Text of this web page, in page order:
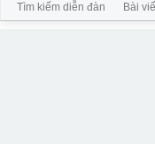
Tìm kiếm diễn đàn Bài